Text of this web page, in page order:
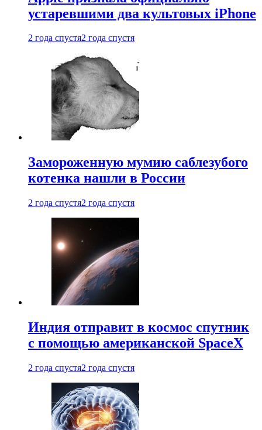
устаревшими два культовых iPhone
2 года спустя2 года спустя
Замороженную мумию саблезубого
котенка нашли в России
2 года спустя2 года спустя
Индия отправит в космос спутник
с помощью американской SpaceX
2 года спустя2 года спустя